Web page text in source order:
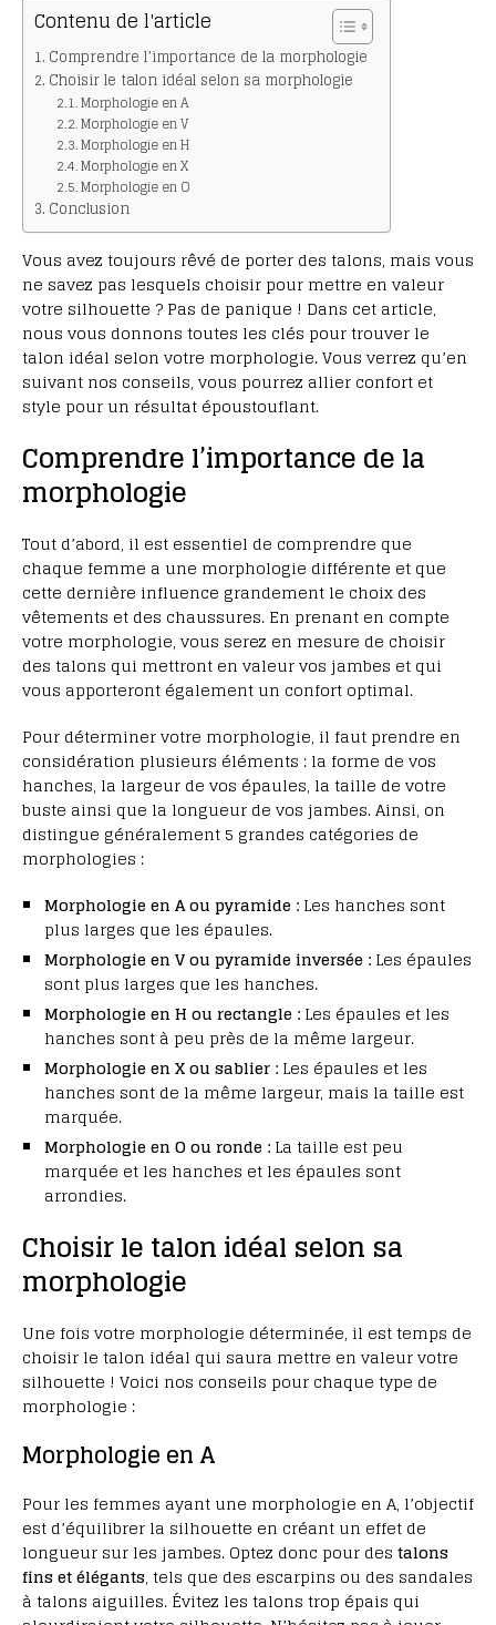
Contenu de l'article
Comprendre l’importance de la morphologie
Choisir le talon idéal selon sa morphologie
Morphologie en A
Morphologie en V
Morphologie en H
Morphologie en X
Morphologie en O
Conclusion
Vous avez toujours rêvé de porter des talons, mais vous
ne savez pas lesquels choisir pour mettre en valeur
votre silhouette ? Pas de panique ! Dans cet article,
nous vous donnons toutes les clés pour trouver le
talon idéal selon votre morphologie. Vous verrez qu’en
suivant nos conseils, vous pourrez allier confort et
style pour un résultat époustouflant.
Comprendre l’importance de la
morphologie
Tout d’abord, il est essentiel de comprendre que
chaque femme a une morphologie différente et que
cette dernière influence grandement le choix des
vêtements et des chaussures. En prenant en compte
votre morphologie, vous serez en mesure de choisir
des talons qui mettront en valeur vos jambes et qui
vous apporteront également un confort optimal.
Pour déterminer votre morphologie, il faut prendre en
considération plusieurs éléments : la forme de vos
hanches, la largeur de vos épaules, la taille de votre
buste ainsi que la longueur de vos jambes. Ainsi, on
distingue généralement 5 grandes catégories de
morphologies :
Morphologie en A ou pyramide : Les hanches sont
plus larges que les épaules.
Morphologie en V ou pyramide inversée : Les épaules
sont plus larges que les hanches.
Morphologie en H ou rectangle : Les épaules et les
hanches sont à peu près de la même largeur.
Morphologie en X ou sablier : Les épaules et les
hanches sont de la même largeur, mais la taille est
marquée.
Morphologie en O ou ronde : La taille est peu
marquée et les hanches et les épaules sont
arrondies.
Choisir le talon idéal selon sa
morphologie
Une fois votre morphologie déterminée, il est temps de
choisir le talon idéal qui saura mettre en valeur votre
silhouette ! Voici nos conseils pour chaque type de
morphologie :
Morphologie en A
Pour les femmes ayant une morphologie en A, l’objectif
est d’équilibrer la silhouette en créant un effet de
longueur sur les jambes. Optez donc pour des talons
fins et élégants, tels que des escarpins ou des sandales
à talons aiguilles. Évitez les talons trop épais qui